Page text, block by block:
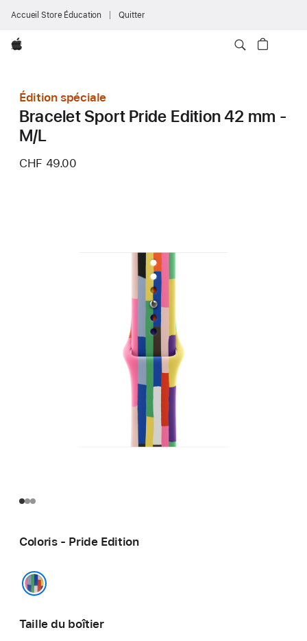
Accueil Store Éducation Quitter
Apple
Édition spéciale
Bracelet Sport Pride Edition 42 mm -
M/L
CHF 49.00
Coloris - Pride Edition
Taille du boîtier